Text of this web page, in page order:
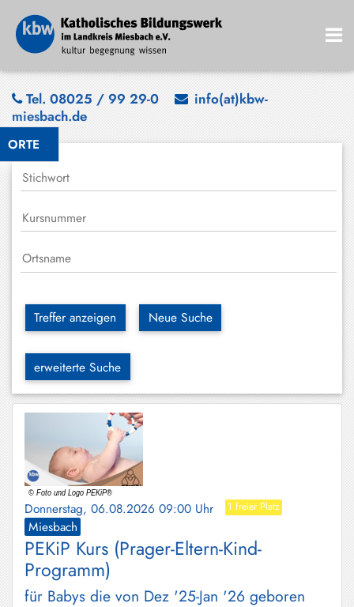
ORTE
Tel. 08025 / 99 29-0
info(at)kbw-
miesbach.de
Treffer anzeigen Neue Suche
erweiterte Suche
Donnerstag, 06.08.2026 09:00 Uhr 1 freier Platz
Miesbach
PEKiP Kurs (Prager-Eltern-Kind-
Programm)
für Babys die von Dez '25-Jan '26 geboren
Bad
Wiessee
Bayrischzell
Darching
Elbach
Großhartpenning
Hausham
Holzkirchen
Hundham
Irschenberg
Leitzachtal
Miesbach
Neuhaus
Niklasreuth
Otterfing